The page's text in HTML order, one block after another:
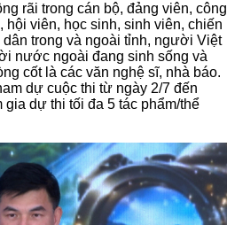
rãi trong cán bộ, đảng viên, công
viên, học sinh, sinh viên, chiến
trong và ngoài tỉnh, người Việt
nước ngoài đang sinh sống và
cốt là các văn nghệ sĩ, nhà báo.
dự cuộc thi từ ngày 2/7 đến
gia dự thi tối đa 5 tác phẩm/thể